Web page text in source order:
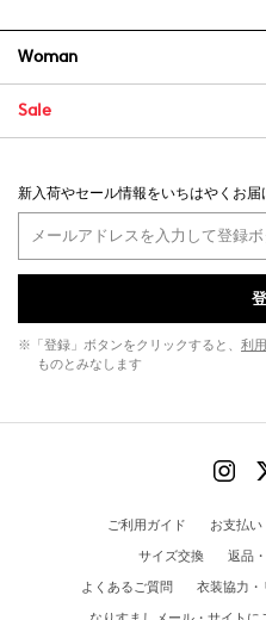
Woman
Sale
新入荷やセール情報をいちはやくお届
※「登録」ボタンをクリックすると、 利
ものとみなします
ご利用ガイド お支払い
サイズ交換
返品
よくあるご質問
衣装協力・